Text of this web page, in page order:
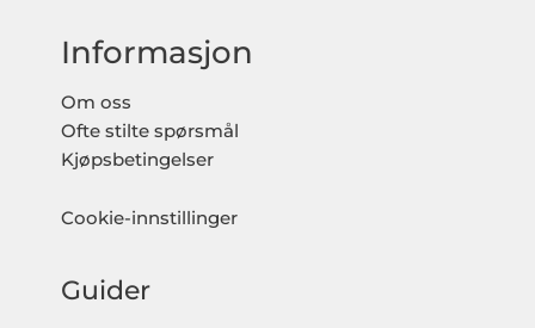
Informasjon
Om oss
Ofte stilte spørsmål
Kjøpsbetingelser
Cookie-innstillinger
Guider